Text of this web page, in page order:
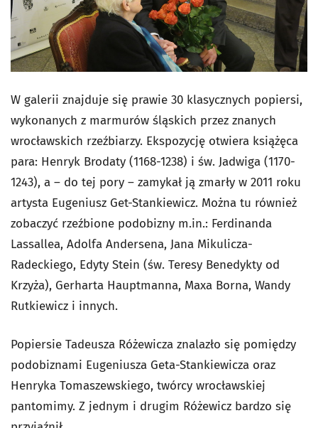
W galerii znajduje się prawie 30 klasycznych popiersi,
wykonanych z marmurów śląskich przez znanych
wrocławskich rzeźbiarzy. Ekspozycję otwiera książęca
para: Henryk Brodaty (1168-1238) i św. Jadwiga (1170-
1243), a – do tej pory – zamykał ją zmarły w 2011 roku
artysta Eugeniusz Get-Stankiewicz. Można tu również
zobaczyć rzeźbione podobizny m.in.: Ferdinanda
Lassallea, Adolfa Andersena, Jana Mikulicza-
Radeckiego, Edyty Stein (św. Teresy Benedykty od
Krzyża), Gerharta Hauptmanna, Maxa Borna, Wandy
Rutkiewicz i innych.
Popiersie Tadeusza Różewicza znalazło się pomiędzy
podobiznami Eugeniusza Geta-Stankiewicza oraz
Henryka Tomaszewskiego, twórcy wrocławskiej
pantomimy. Z jednym i drugim Różewicz bardzo się